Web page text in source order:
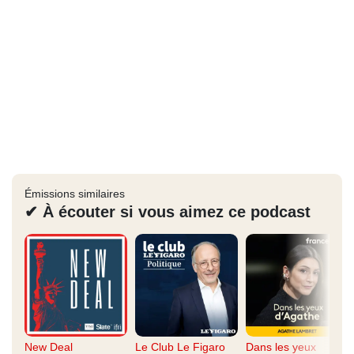
Émissions similaires
✔ À écouter si vous aimez ce podcast
New Deal
Le Club Le Figaro
Dans les yeux